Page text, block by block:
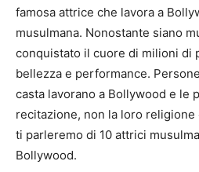
famosa attrice che lavora a
musulmana. Nonostante siano
conquistato il cuore di milioni di
bellezza e performance.
casta lavorano a Bollywood e le
recitazione, non la loro religione
ti parleremo di 10 attrici
Bollywood.